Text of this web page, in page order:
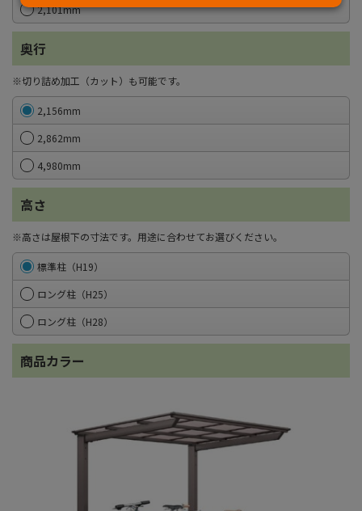
2,101mm
奥行
※切り詰め加工（カット）も可能です。
2,156mm
2,862mm
4,980mm
高さ
※高さは屋根下の寸法です。用途に合わせてお選びください。
標準柱（H19）
ロング柱（H25）
ロング柱（H28）
商品カラー